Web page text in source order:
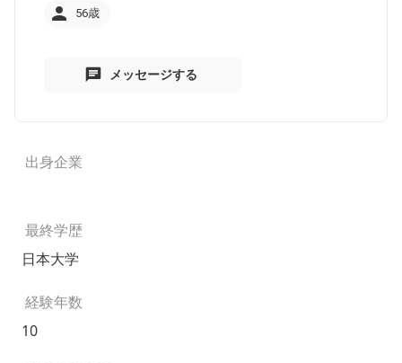
56歳
メッセージする
出身企業
最終学歴
日本大学
経験年数
10